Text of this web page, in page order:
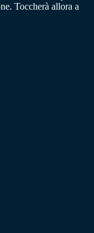
Toccherà allora a